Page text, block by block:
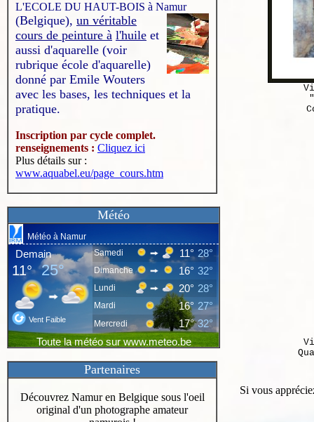
L'ECOLE DU HAUT-BOIS à Namur
(Belgique), un véritable
cours de peinture à l'huile et
aussi d'aquarelle (voir
rubrique école d'aquarelle)
donné par Emile Wouters
avec les bases, les techniques et la
pratique.
Inscription par cycle complet.
renseignements : Cliquez ici
Plus détails sur :
www.aquabel.eu/page_cours.htm
Météo
Partenaires
Découvrez Namur en Belgique sous l'oeil
original d'un photographe amateur
"
Si vous